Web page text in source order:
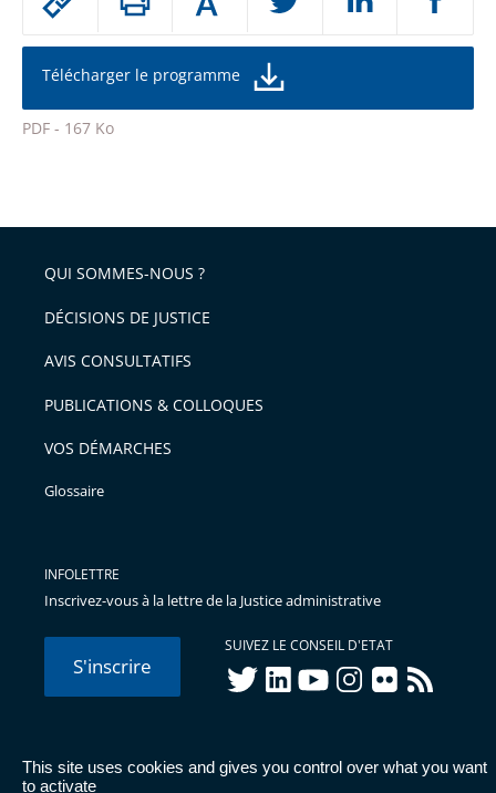
This site uses cookies and gives you control over what you want
to activate
partage
de
l'article
pour
Augmenter
ou
la
de
police
Télécharger le programme
PDF - 167 Ko
l'article
pour
avant
QUI SOMMES-NOUS ?
DÉCISIONS DE JUSTICE
AVIS CONSULTATIFS
PUBLICATIONS & COLLOQUES
VOS DÉMARCHES
Glossaire
INFOLETTRE
Inscrivez-vous à la lettre de la Justice administrative
S'inscrire
SUIVEZ LE CONSEIL D'ETAT
twitterlinkedInyoutubeinstagram
flickr rss
© Conseil d'État 2026 - Mentions légales
Données